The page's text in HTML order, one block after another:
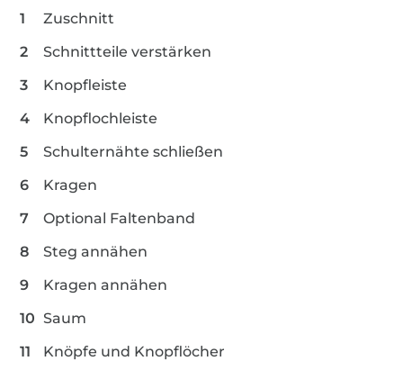
Zuschnitt
Schnittteile verstärken
Knopfleiste
Knopflochleiste
Schulternähte schließen
Kragen
Optional Faltenband
Steg annähen
Kragen annähen
Saum
Knöpfe und Knopflöcher